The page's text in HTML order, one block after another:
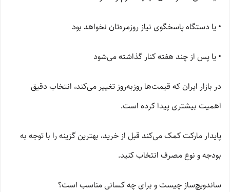
• یا دستگاه پاسخگوی نیاز روزمره‌تان نخواهد بود
• یا پس از چند هفته کنار گذاشته می‌شود
در بازار ایران که قیمت‌ها روزبه‌روز تغییر می‌کند، انتخاب دقیق
اهمیت بیشتری پیدا کرده است.
پایدار مارکت کمک می‌کند قبل از خرید، بهترین گزینه را با توجه به
بودجه و نوع مصرف انتخاب کنید.
ساندویچ‌ساز چیست و برای چه کسانی مناسب است؟